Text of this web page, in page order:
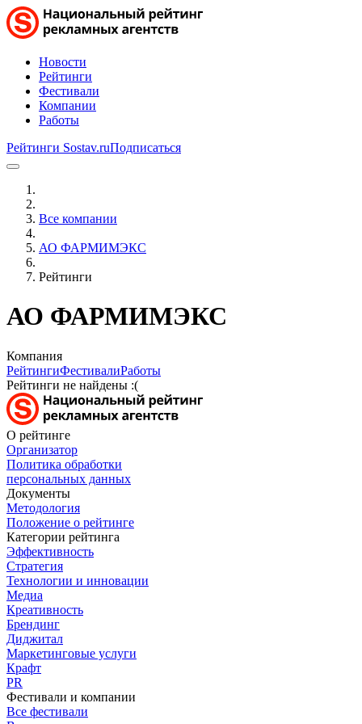
Новости
Рейтинги
Фестивали
Компании
Работы
Рейтинги Sostav.ruПодписаться
Все компании
АО ФАРМИМЭКС
Рейтинги
АО ФАРМИМЭКС
Компания
РейтингиФестивалиРаботы
Рейтинги не найдены :(
О рейтинге
Организатор
Политика обработки
персональных данных
Документы
Методология
Положение о рейтинге
Категории рейтинга
Эффективность
Стратегия
Технологии и инновации
Медиа
Креативность
Брендинг
Диджитал
Маркетинговые услуги
Крафт
PR
Фестивали и компании
Все фестивали